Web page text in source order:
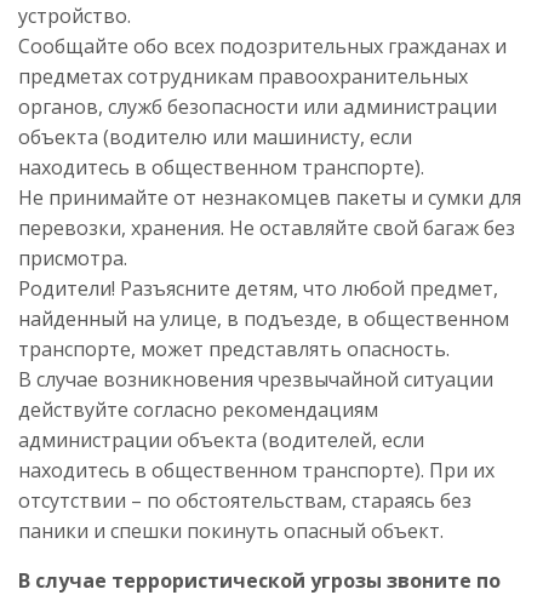
устройство.
Сообщайте обо всех подозрительных гражданах и
предметах сотрудникам правоохранительных
органов, служб безопасности или администрации
объекта (водителю или машинисту, если
находитесь в общественном транспорте).
Не принимайте от незнакомцев пакеты и сумки для
перевозки, хранения. Не оставляйте свой багаж без
присмотра.
Родители! Разъясните детям, что любой предмет,
найденный на улице, в подъезде, в общественном
транспорте, может представлять опасность.
В случае возникновения чрезвычайной ситуации
действуйте согласно рекомендациям
администрации объекта (водителей, если
находитесь в общественном транспорте). При их
отсутствии – по обстоятельствам, стараясь без
паники и спешки покинуть опасный объект.
В случае террористической угрозы звоните по